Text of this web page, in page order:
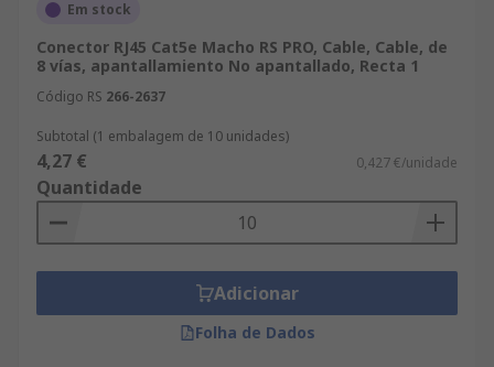
Em stock
Conector RJ45 Cat5e Macho RS PRO, Cable, Cable, de
8 vías, apantallamiento No apantallado, Recta 1
Código RS 266-2637
Subtotal (1 embalagem de 10 unidades)
4,27 € 0,427 €/unidade
Quantidade
Adicionar
Folha de Dados